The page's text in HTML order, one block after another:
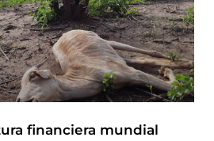
financiera mundial